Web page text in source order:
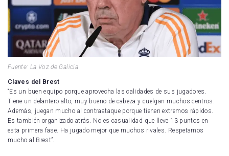
Fuente: La Voz de Galicia
Claves del Brest
“Es un buen equipo porque aprovecha las calidades de sus jugadores.
Tiene un delantero alto, muy bueno de cabeza y cuelgan muchos centros.
Además, juegan mucho al contraataque porque tienen extremos rápidos.
Es también organizado atrás. No es casualidad que lleve 13 puntos en
esta primera fase. Ha jugado mejor que muchos rivales. Respetamos
mucho al Brest”.